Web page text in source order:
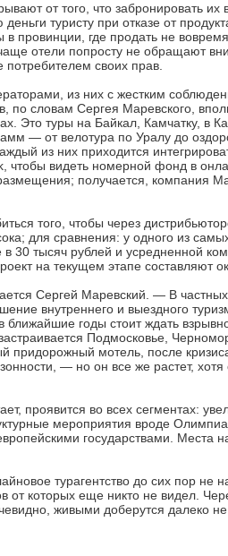
от того, что забронировать
туристу при отказе от
провинции, где продать не
отели попросту не обращают
своих прав.
из них с жестким
по словам Сергея Маревского,
Это туры на Байкал, Камчатку, в
— от велотура по Уралу до
из них приходится
чтобы видеть номерной фонд в
получается, компания
того, чтобы через
для сравнения: у одного из
30 тысяч рублей и усредненной
на текущем этапе составляют
Сергей Маревский. — В
внутреннего и выездного
годы стоит ждать
Подмосковье,
придорожный мотель, после
— но он все же растет, хотя
проявится во всех сегментах:
мероприятия вроде
государствами. Места
турагентство до сих пор не
которых еще никто не видел.
живыми доберутся далеко не